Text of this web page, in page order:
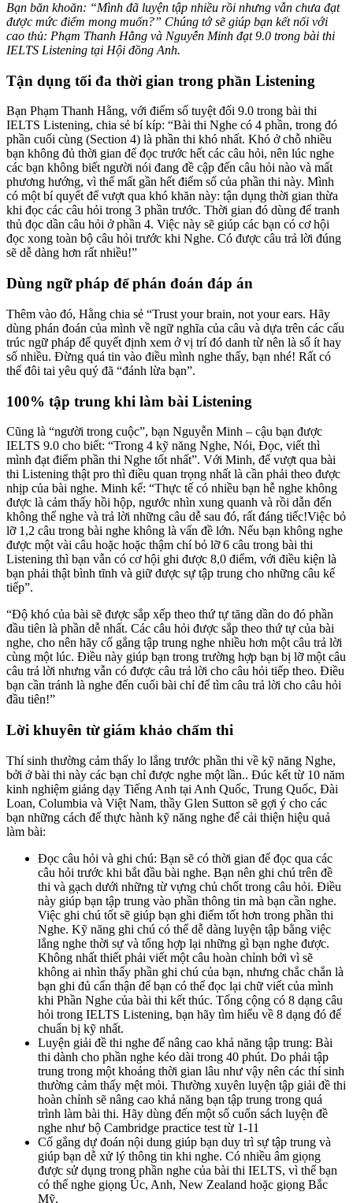
Bạn băn khoăn: “Mình đã luyện tập nhiều rồi nhưng vẫn chưa đạt
được mức điểm mong muốn?” Chúng tớ sẽ giúp bạn kết nối với
cao thủ: Phạm Thanh Hằng và Nguyễn Minh đạt 9.0 trong bài thi
IELTS Listening tại Hội đồng Anh.
Tận dụng tối đa thời gian trong phần Listening
Bạn Phạm Thanh Hằng, với điểm số tuyệt đối 9.0 trong bài thi
IELTS Listening, chia sẻ bí kíp: “Bài thi Nghe có 4 phần, trong đó
phần cuối cùng (Section 4) là phần thi khó nhất. Khó ở chỗ nhiều
bạn không đủ thời gian để đọc trước hết các câu hỏi, nên lúc nghe
các bạn không biết người nói đang đề cập đến câu hỏi nào và mất
phương hướng, vì thế mất gần hết điểm số của phần thi này. Mình
có một bí quyết để vượt qua khó khăn này: tận dụng thời gian thừa
khi đọc các câu hỏi trong 3 phần trước. Thời gian đó dùng để tranh
thủ đọc dần câu hỏi ở phần 4. Việc này sẽ giúp các bạn có cơ hội
đọc xong toàn bộ câu hỏi trước khi Nghe. Có được câu trả lời đúng
sẽ dễ dàng hơn rất nhiều!”
Dùng ngữ pháp để phán đoán đáp án
Thêm vào đó, Hằng chia sẻ “Trust your brain, not your ears. Hãy
dùng phán đoán của mình về ngữ nghĩa của câu và dựa trên các cấu
trúc ngữ pháp để quyết định xem ở vị trí đó danh từ nên là số ít hay
số nhiều. Đừng quá tin vào điều mình nghe thấy, bạn nhé! Rất có
thể đôi tai yêu quý đã “đánh lừa bạn”.
100% tập trung khi làm bài Listening
Cũng là “người trong cuộc”, bạn Nguyễn Minh – cậu bạn được
IELTS 9.0 cho biết: “Trong 4 kỹ năng Nghe, Nói, Đọc, viết thì
mình đạt điểm phần thi Nghe tốt nhất”. Với Minh, để vượt qua bài
thi Listening thật pro thì điều quan trọng nhất là cần phải theo được
nhịp của bài nghe. Minh kể: “Thực tế có nhiều bạn hễ nghe không
được là cảm thấy hồi hộp, ngước nhìn xung quanh và rồi dẫn đến
không thể nghe và trả lời những câu dễ sau đó, rất đáng tiếc!Việc bỏ
lỡ 1,2 câu trong bài nghe không là vấn đề lớn. Nếu bạn không nghe
được một vài câu hoặc hoặc thậm chí bỏ lỡ 6 câu trong bài thi
Listening thì bạn vẫn có cơ hội ghi được 8,0 điểm, với điều kiện là
bạn phải thật bình tĩnh và giữ được sự tập trung cho những câu kế
tiếp”.
“Độ khó của bài sẽ được sắp xếp theo thứ tự tăng dần do đó phần
đầu tiên là phần dễ nhất. Các câu hỏi được sắp theo thứ tự của bài
nghe, cho nên hãy cố gắng tập trung nghe nhiều hơn một câu trả lời
cùng một lúc. Điều này giúp bạn trong trường hợp bạn bị lỡ một câu
câu trả lời nhưng vẫn có được câu trả lời cho câu hỏi tiếp theo. Điều
bạn cần tránh là nghe đến cuối bài chỉ để tìm câu trả lời cho câu hỏi
đầu tiên!”
Lời khuyên từ giám khảo chấm thi
Thí sinh thường cảm thấy lo lắng trước phần thi về kỹ năng Nghe,
bởi ở bài thi này các bạn chỉ được nghe một lần.. Đúc kết từ 10 năm
kinh nghiệm giảng dạy Tiếng Anh tại Anh Quốc, Trung Quốc, Đài
Loan, Columbia và Việt Nam, thầy Glen Sutton sẽ gợi ý cho các
bạn những cách để thực hành kỹ năng nghe để cải thiện hiệu quả
làm bài:
Đọc câu hỏi và ghi chú: Bạn sẽ có thời gian để đọc qua các
câu hỏi trước khi bắt đầu bài nghe. Bạn nên ghi chú trên đề
thi và gạch dưới những từ vựng chủ chốt trong câu hỏi. Điều
này giúp bạn tập trung vào phần thông tin mà bạn cần nghe.
Việc ghi chú tốt sẽ giúp bạn ghi điểm tốt hơn trong phần thi
Nghe. Kỹ năng ghi chú có thể dễ dàng luyện tập bằng việc
lắng nghe thời sự và tổng hợp lại những gì bạn nghe được.
Không nhất thiết phải viết một câu hoàn chỉnh bởi vì sẽ
không ai nhìn thấy phần ghi chú của bạn, nhưng chắc chắn là
bạn ghi đủ cẩn thận để bạn có thể đọc lại chữ viết của mình
khi Phần Nghe của bài thi kết thúc. Tổng cộng có 8 dạng câu
hỏi trong IELTS Listening, bạn hãy tìm hiểu về 8 dạng đó để
chuẩn bị kỹ nhất.
Luyện giải đề thi nghe để nâng cao khả năng tập trung: Bài
thi dành cho phần nghe kéo dài trong 40 phút. Do phải tập
trung trong một khoảng thời gian lâu như vậy nên các thí sinh
thường cảm thấy mệt mỏi. Thường xuyên luyện tập giải đề thi
hoàn chỉnh sẽ nâng cao khả năng bạn tập trung trong quá
trình làm bài thi. Hãy dùng đến một số cuốn sách luyện đề
nghe như bộ Cambridge practice test từ 1-11
Cố gắng dự đoán nội dung giúp bạn duy trì sự tập trung và
giúp bạn dễ xử lý thông tin khi nghe. Có nhiều âm giọng
được sử dụng trong phần nghe của bài thi IELTS, vì thế bạn
có thể nghe giọng Úc, Anh, New Zealand hoặc giọng Bắc
Mỹ.